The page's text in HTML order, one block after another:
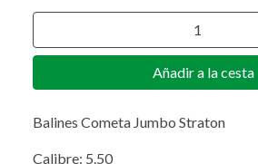
Añadir a la cesta
Balines Cometa Jumbo Straton
Calibre: 5.50